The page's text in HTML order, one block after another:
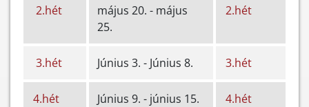
2.hét
május 20. - május
25.
2.hét
3.hét Június 3. - Június 8. 3.hét
4.hét Június 9. - június 15. 4.hét